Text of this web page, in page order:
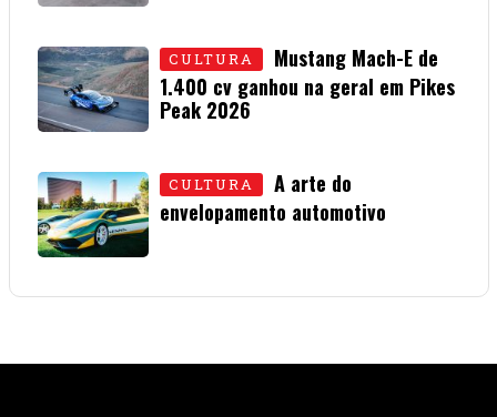
CULTURA
Mustang Mach-E de
1.400 cv ganhou na geral em Pikes
Peak 2026
CULTURA
A arte do
envelopamento automotivo